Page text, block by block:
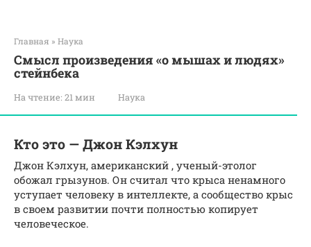
Главная » Наука
Смысл произведения «о мышах и людях»
стейнбека
На чтение: 21 мин Наука
Кто это — Джон Кэлхун
Джон Кэлхун, американский , ученый-этолог
обожал грызунов. Он считал что крыса ненамного
уступает человеку в интеллекте, а сообщество крыс
в своем развитии почти полностью копирует
человеческое.